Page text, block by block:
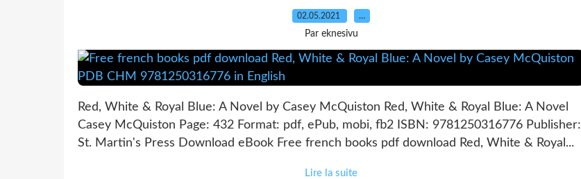
02.05.2021 …
Par eknesivu
Red, White & Royal Blue: A Novel by Casey McQuiston Red, White & Royal Blue: A Novel
Casey McQuiston Page: 432 Format: pdf, ePub, mobi, fb2 ISBN: 9781250316776 Publisher:
St. Martin's Press Download eBook Free french books pdf download Red, White & Royal...
Lire la suite